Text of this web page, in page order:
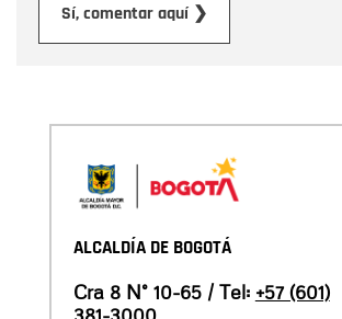
Sí, comentar aquí ❯
ALCALDÍA DE BOGOTÁ
Cra 8 N° 10-65 / Tel: +57 (601)